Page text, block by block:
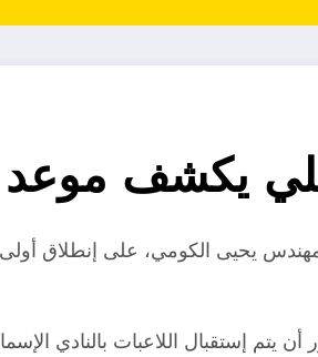
يكشف موعد